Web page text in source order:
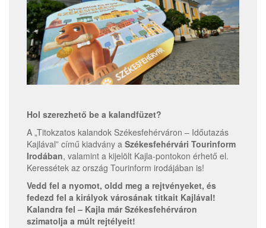
Hol szerezhető be a kalandfüzet?
A „Titokzatos kalandok Székesfehérváron – Időutazás
Kajlával” című kiadvány a Székesfehérvári Tourinform
Irodában, valamint a kijelölt Kajla-pontokon érhető el.
Keressétek az ország Tourinform irodájában is!
Vedd fel a nyomot, oldd meg a rejtvényeket, és
fedezd fel a királyok városának titkait Kajlával!
Kalandra fel – Kajla már Székesfehérváron
szimatolja a múlt rejtélyeit!